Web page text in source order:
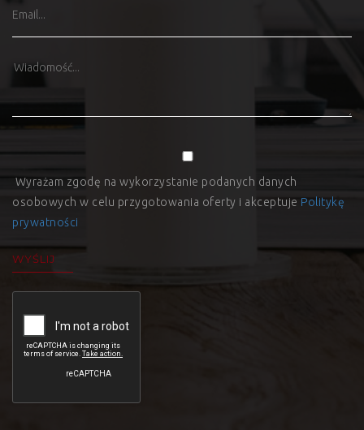
Wyrażam zgodę na wykorzystanie podanych danych
osobowych w celu przygotowania oferty i akceptuje Politykę
prywatności